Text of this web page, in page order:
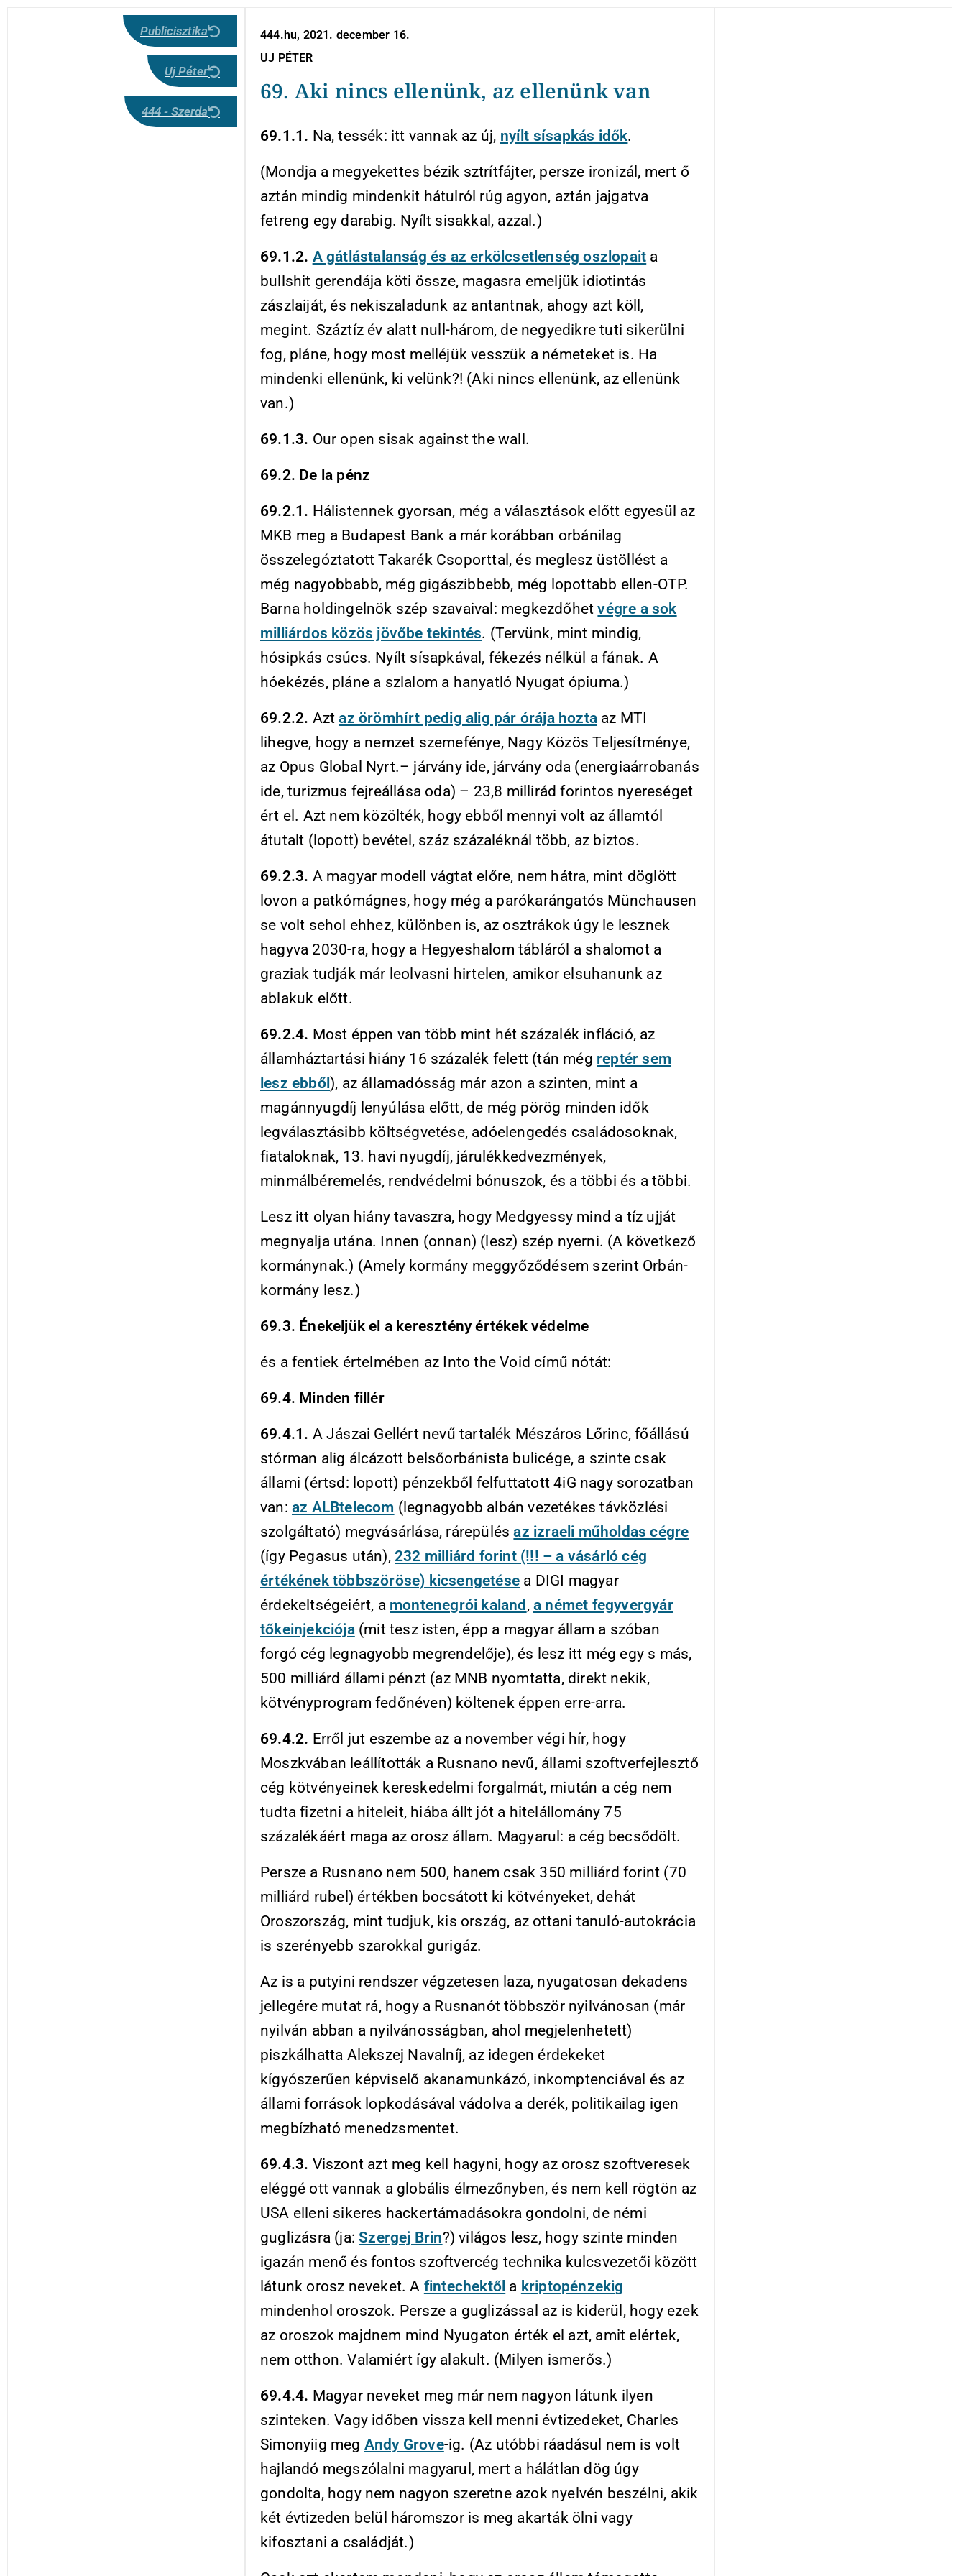
Publicisztika
Uj Péter
444 - Szerda
444.hu, 2021. december 16.
UJ PÉTER
69. Aki nincs ellenünk, az ellenünk van
69.1.1. Na, tessék: itt vannak az új, nyílt sísapkás idők.
(Mondja a megyekettes bézik sztrítfájter, persze ironizál, mert ő
aztán mindig mindenkit hátulról rúg agyon, aztán jajgatva
fetreng egy darabig. Nyílt sisakkal, azzal.)
69.1.2. A gátlástalanság és az erkölcsetlenség oszlopait a
bullshit gerendája köti össze, magasra emeljük idiotintás
zászlaiját, és nekiszaladunk az antantnak, ahogy azt köll,
megint. Száztíz év alatt null-három, de negyedikre tuti sikerülni
fog, pláne, hogy most melléjük vesszük a németeket is. Ha
mindenki ellenünk, ki velünk?! (Aki nincs ellenünk, az ellenünk
van.)
69.1.3. Our open sisak against the wall.
69.2. De la pénz
69.2.1. Hálistennek gyorsan, még a választások előtt egyesül az
MKB meg a Budapest Bank a már korábban orbánilag
összelegóztatott Takarék Csoporttal, és meglesz üstöllést a
még nagyobbabb, még gigászibbebb, még lopottabb ellen-OTP.
Barna holdingelnök szép szavaival: megkezdőhetvégre a sok
milliárdos közös jövőbe tekintés. (Tervünk, mint mindig,
hósipkás csúcs. Nyílt sísapkával, fékezés nélkül a fának. A
hóekézés, pláne a szlalom a hanyatló Nyugat ópiuma.)
69.2.2. Aztaz örömhírt pedig alig pár órája hozta az MTI
lihegve, hogy a nemzet szemefénye, Nagy Közös Teljesítménye,
az Opus Global Nyrt.– járvány ide, járvány oda (energiaárrobanás
ide, turizmus fejreállása oda) – 23,8 millirád forintos nyereséget
ért el. Azt nem közölték, hogy ebből mennyi volt az államtól
átutalt (lopott) bevétel, száz százaléknál több, az biztos.
69.2.3. A magyar modell vágtat előre, nem hátra, mint döglött
lovon a patkómágnes, hogy még a parókarángatós Münchausen
se volt sehol ehhez, különben is, az osztrákok úgy le lesznek
hagyva 2030-ra, hogy a Hegyeshalom tábláról a shalomot a
graziak tudják már leolvasni hirtelen, amikor elsuhanunk az
ablakuk előtt.
69.2.4. Most éppen van több mint hét százalék infláció, az
államháztartási hiány 16 százalék felett (tán még reptér sem
lesz ebből ), az államadósság már azon a szinten, mint a
magánnyugdíj lenyúlása előtt, de még pörög minden idők
legválasztásibb költségvetése, adóelengedés családosoknak,
fiataloknak, 13. havi nyugdíj, járulékkedvezmények,
minmálbéremelés, rendvédelmi bónuszok, és a többi és a többi.
Lesz itt olyan hiány tavaszra, hogy Medgyessy mind a tíz ujját
megnyalja utána. Innen (onnan) (lesz) szép nyerni. (A következő
kormánynak.) (Amely kormány meggyőződésem szerint Orbán-
kormány lesz.)
69.3. Énekeljük el a keresztény értékek védelme
és a fentiek értelmében az Into the Void című nótát:
69.4. Minden fillér
69.4.1. A Jászai Gellért nevű tartalék Mészáros Lőrinc, főállású
stórman alig álcázott belsőorbánista bulicége, a szinte csak
állami (értsd: lopott) pénzekből felfuttatott 4iG nagy sorozatban
van: az ALBtelecom (legnagyobb albán vezetékes távközlési
szolgáltató) megvásárlása, rárepülésaz izraeli műholdas cégre
(így Pegasus után), 232 milliárd forint (!!! – a vásárló cég
értékének többszöröse) kicsengetése a DIGI magyar
érdekeltségeiért, a montenegrói kaland ,a német fegyvergyár
tőkeinjekciója(mit tesz isten, épp a magyar állam a szóban
forgó cég legnagyobb megrendelője), és lesz itt még egy s más,
500 milliárd állami pénzt (az MNB nyomtatta, direkt nekik,
kötvényprogram fedőnéven) költenek éppen erre-arra.
69.4.2. Erről jut eszembe az a november végi hír, hogy
Moszkvában leállították a Rusnano nevű, állami szoftverfejlesztő
cég kötvényeinek kereskedelmi forgalmát, miután a cég nem
tudta fizetni a hiteleit, hiába állt jót a hitelállomány 75
százalékáért maga az orosz állam. Magyarul: a cég becsődölt.
Persze a Rusnano nem 500, hanem csak 350 milliárd forint (70
milliárd rubel) értékben bocsátott ki kötvényeket, dehát
Oroszország, mint tudjuk, kis ország, az ottani tanuló-autokrácia
is szerényebb szarokkal gurigáz.
Az is a putyini rendszer végzetesen laza, nyugatosan dekadens
jellegére mutat rá, hogy a Rusnanót többször nyilvánosan (már
nyilván abban a nyilvánosságban, ahol megjelenhetett)
piszkálhatta Alekszej Navalníj, az idegen érdekeket
kígyószerűen képviselő akanamunkázó, inkomptenciával és az
állami források lopkodásával vádolva a derék, politikailag igen
megbízható menedzsmentet.
69.4.3. Viszont azt meg kell hagyni, hogy az orosz szoftveresek
eléggé ott vannak a globális élmezőnyben, és nem kell rögtön az
USA elleni sikeres hackertámadásokra gondolni, de némi
guglizásra (ja:Szergej Brin?) világos lesz, hogy szinte minden
igazán menő és fontos szoftvercég technika kulcsvezetői között
látunk orosz neveket. A fintechektől a kriptopénzekig
mindenhol oroszok. Persze a guglizással az is kiderül, hogy ezek
az oroszok majdnem mind Nyugaton érték el azt, amit elértek,
nem otthon. Valamiért így alakult. (Milyen ismerős.)
69.4.4. Magyar neveket meg már nem nagyon látunk ilyen
szinteken. Vagy időben vissza kell menni évtizedeket, Charles
Simonyiig meg Andy Grove-ig. (Az utóbbi ráadásul nem is volt
hajlandó megszólalni magyarul, mert a hálátlan dög úgy
gondolta, hogy nem nagyon szeretne azok nyelvén beszélni, akik
két évtizeden belül háromszor is meg akarták ölni vagy
kifosztani a családját.)